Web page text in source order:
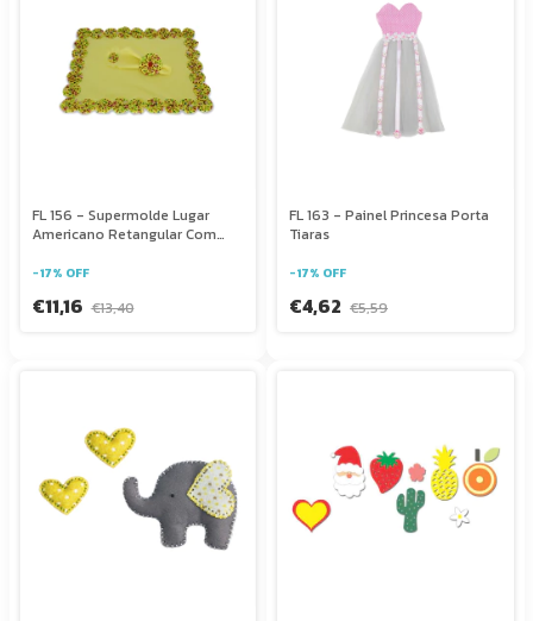
FL 156 - Supermolde Lugar
Americano Retangular Com
-17% OFF
€11,16 €13,40
FL 163 - Painel Princesa Porta
Tiaras
-17% OFF
€4,62 €5,59